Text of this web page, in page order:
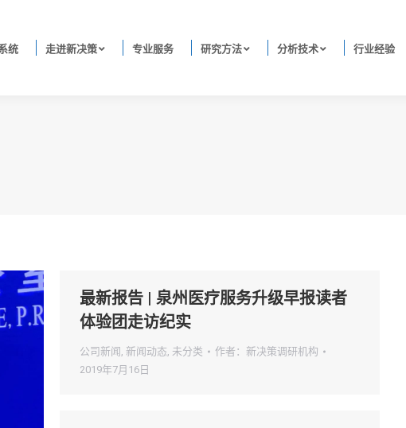
统 走进新决策 专业服务 研究方法 分析技术 行业经验
最新报告 | 泉州医疗服务升级早报读者
体验团走访纪实
公司新闻 , 新闻动态, 未分类 作者： 新决策调研机构
2019年7月16日